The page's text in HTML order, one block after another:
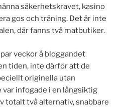
säkerhetskravet, kasino
gos och träning. Det är inte
där fanns två matbutiker.
veckor å bloggandet
tiden, inte därför att de
originella utan
infogade i en långsiktig
totalt två alternativ, snabbare